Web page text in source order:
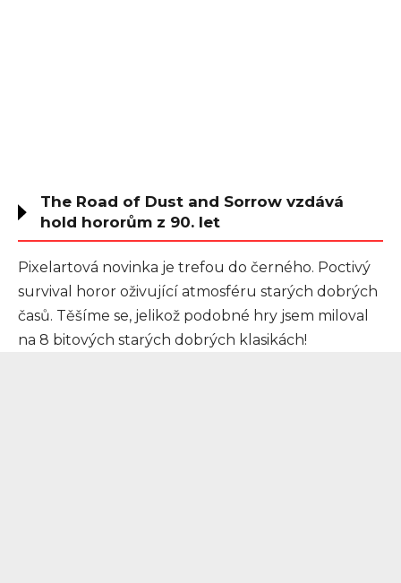
The Road of Dust and Sorrow vzdává
hold hororům z 90. let
Pixelartová novinka je trefou do černého. Poctivý
survival horor oživující atmosféru starých dobrých
časů. Těšíme se, jelikož podobné hry jsem miloval
na 8 bitových starých dobrých klasikách!